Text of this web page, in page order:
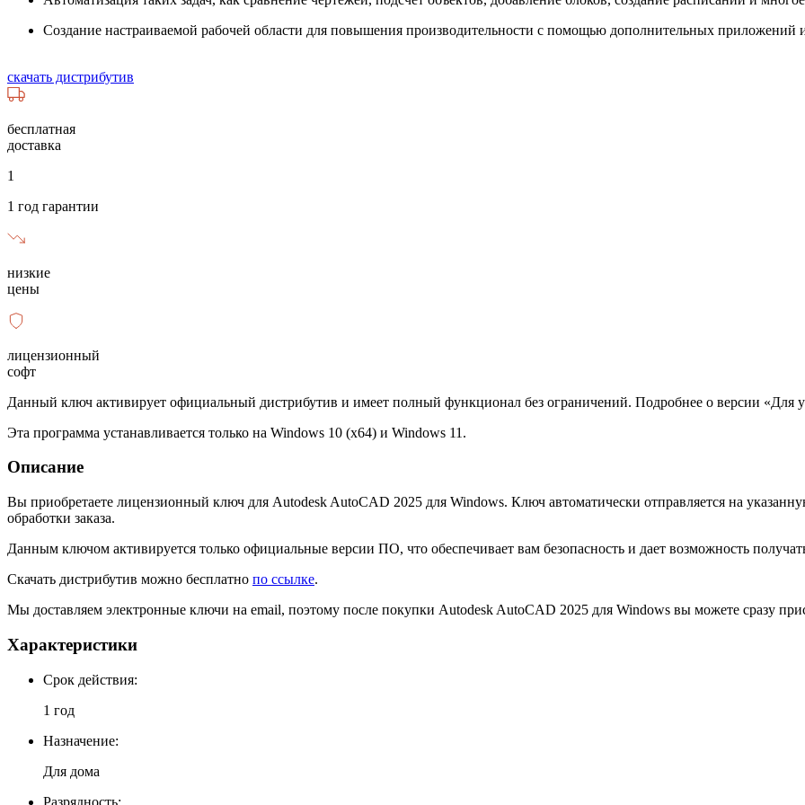
Создание настраиваемой рабочей области для повышения производительности с помощью дополнительных приложений
скачать дистрибутив
бесплатная
доставка
1
1 год гарантии
низкие
цены
лицензионный
софт
Данный ключ активирует официальный дистрибутив и имеет полный функционал без ограничений. Подробнее о версии «Для
Эта программа устанавливается только на Windows 10 (x64) и Windows 11.
Описание
Вы приобретаете лицензионный ключ для Autodesk AutoCAD 2025 для Windows. Ключ автоматически отправляется на
обработки заказа.
Данным ключом активируется только официальные версии ПО, что обеспечивает вам безопасность и дает возможность
Скачать дистрибутив можно бесплатно по ссылке.
Мы доставляем электронные ключи на email, поэтому после покупки Autodesk AutoCAD 2025 для Windows вы можете сразу
Характеристики
Cрок действия:
1 год
Назначение:
Для дома
Разрядность: